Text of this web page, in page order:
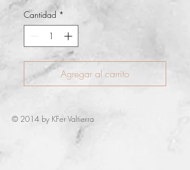
Cantidad *
Agregar al carrito
© 2014 by KFer Valtierra